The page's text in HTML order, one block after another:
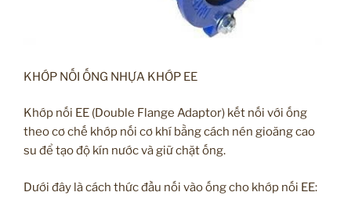
KHỚP NỐI ỐNG NHỰA KHỚP EE
Khớp nối EE (Double Flange Adaptor) kết nối với ống
theo cơ chế khớp nối cơ khí bằng cách nén gioăng cao
su để tạo độ kín nước và giữ chặt ống.
Dưới đây là cách thức đầu nối vào ống cho khớp nối EE: